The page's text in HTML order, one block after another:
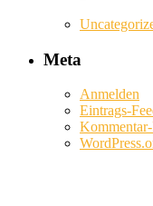
Meta
Anmelden
Eintrags-